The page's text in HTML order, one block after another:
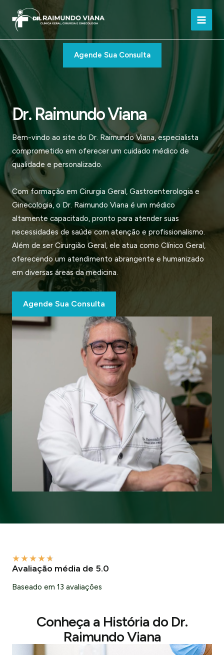
para
conteúdo
Main
Agende Sua Consulta
Dr. Raimundo Viana
Bem-vindo ao site do Dr. Raimundo Viana, especialista
comprometido em oferecer um cuidado médico de
qualidade e personalizado.
Com formação em Cirurgia Geral, Gastroenterologia e
Ginecologia, o Dr. Raimundo Viana é um médico
altamente capacitado, pronto para atender suas
necessidades de saúde com atenção e profissionalismo.
Além de ser Cirurgião Geral, ele atua como Clínico Geral,
oferecendo um atendimento abrangente e humanizado
em diversas áreas da medicina.
Agende Sua Consulta
★★★★★
Avaliação média de 5.0
Baseado em 13 avaliações
Conheça a História do Dr.
Raimundo Viana